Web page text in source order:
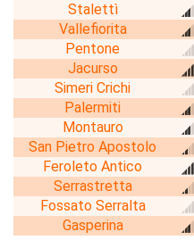
Stalettì
Vallefiorita
Pentone
Jacurso
Simeri Crichi
Palermiti
Montauro
San Pietro Apostolo
Feroleto Antico
Serrastretta
Fossato Serralta
Gasperina